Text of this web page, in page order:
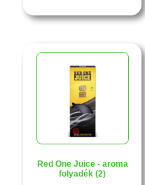
Red One Juice - aroma
folyadék (2)